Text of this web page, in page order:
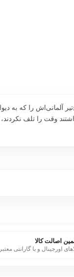
آلمانی‌اش را
وقت را تلف
اصالت کالا
اورجینال و با گارانتی معتبر